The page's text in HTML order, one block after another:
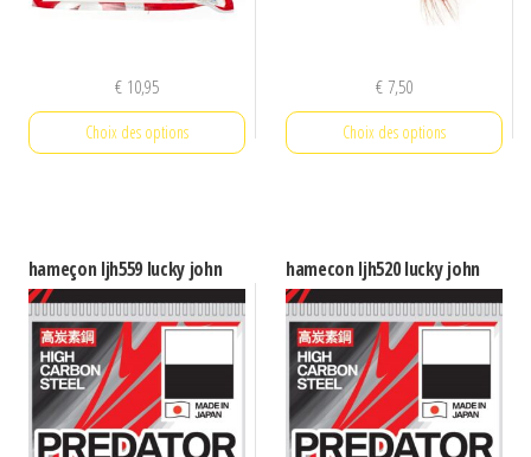
€10,95
Choix des options
plusieurs
variations.
Les
options
peuvent
€ 7,50
Choix des options
plusieurs
variations.
Les
options
peuvent
hameçon ljh559 lucky john hamecon ljh520 lucky john